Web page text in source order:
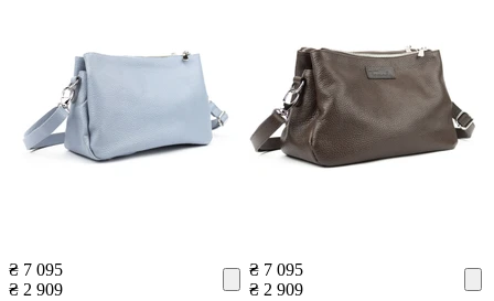
₴ 7 095
₴ 2 909
₴ 7 095
₴ 2 909